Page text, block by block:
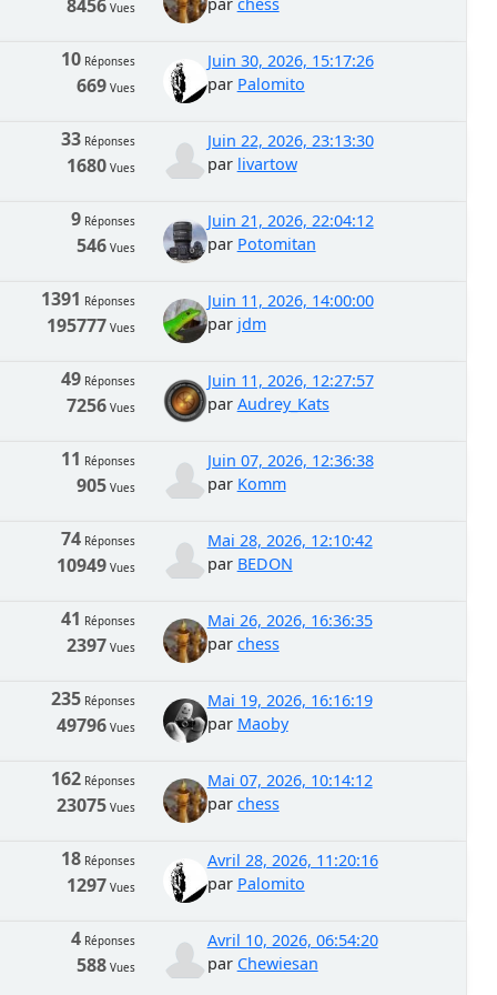
8456Vues
10Réponses
669Vues
Juin 30, 2026, 15:17:26
par Palomito
33Réponses
1680Vues
Juin 22, 2026, 23:13:30
par livartow
9Réponses
546Vues
Juin 21, 2026, 22:04:12
par Potomitan
1391 Réponses
195777 Vues
Juin 11, 2026, 14:00:00
par jdm
49Réponses
7256Vues
Juin 11, 2026, 12:27:57
par Audrey_Kats
11 Réponses
905Vues
Juin 07, 2026, 12:36:38
par Komm
74Réponses
10949Vues
Mai 28, 2026, 12:10:42
par BEDON
41 Réponses
2397 Vues
Mai 26, 2026, 16:36:35
par chess
235Réponses
49796Vues
Mai 19, 2026, 16:16:19
par Maoby
162Réponses
23075Vues
Mai 07, 2026, 10:14:12
par chess
18Réponses
1297 Vues
Avril 28, 2026, 11:20:16
par Palomito
4Réponses
588Vues
Avril 10, 2026, 06:54:20
par Chewiesan